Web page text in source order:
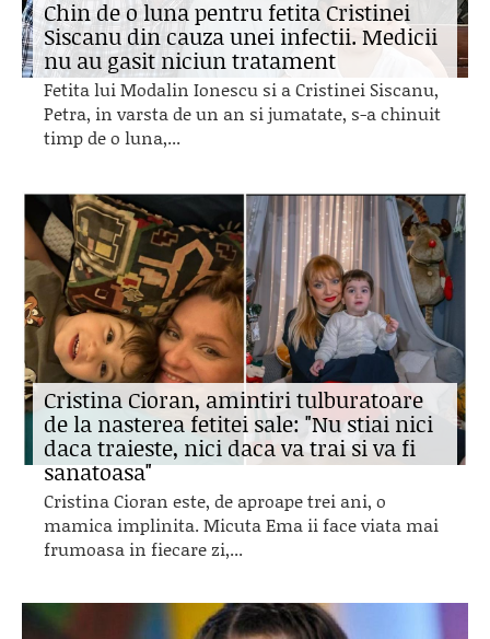
Chin de o luna pentru fetita Cristinei
Siscanu din cauza unei infectii. Medicii
nu au gasit niciun tratament
Fetita lui Modalin Ionescu si a Cristinei Siscanu,
Petra, in varsta de un an si jumatate, s-a chinuit
timp de o luna,...
Cristina Cioran, amintiri tulburatoare
de la nasterea fetitei sale: "Nu stiai nici
daca traieste, nici daca va trai si va fi
sanatoasa"
Cristina Cioran este, de aproape trei ani, o
mamica implinita. Micuta Ema ii face viata mai
frumoasa in fiecare zi,...